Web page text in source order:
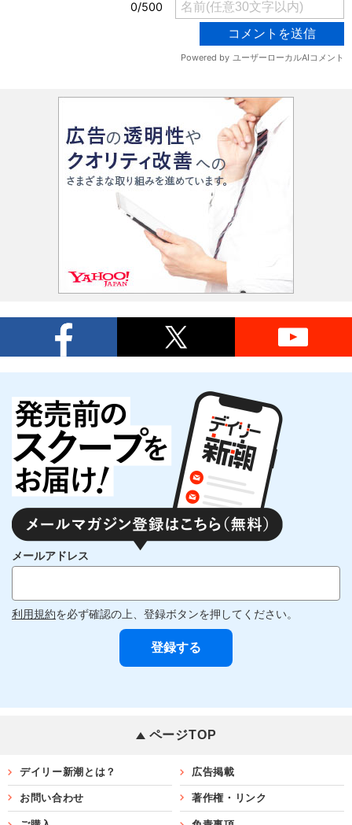
メールアドレス
利用規約を必ず確認の上、登録ボタンを押してください。
ページTOP
デイリー新潮とは？ 広告掲載
お問い合わせ 著作権・リンク